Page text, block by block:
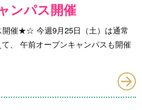
ンパス開催
催★☆ 今週9月25日（土）は通常
、 午前オープンキャンパスも開催